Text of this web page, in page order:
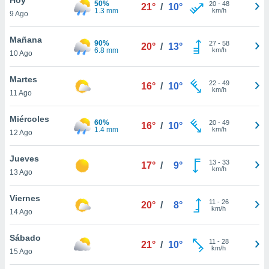
y
en
más
de
9 Ago
50%
1.3 mm
21° / 10° 20- 48
km/h
Mañana
10 Ago
90%
6.8 mm
20° / 13° 27- 58
km/h
Martes
11 Ago
16° / 10° 22- 49
km/h
Miércoles
12 Ago
60%
1.4 mm
16° / 10° 20- 49
km/h
Jueves
13 Ago
17° / 9° 13- 33
km/h
Viernes
14 Ago
20° / 8° 11 - 26
km/h
Sábado
15 Ago
21° / 10° 11 - 28
km/h